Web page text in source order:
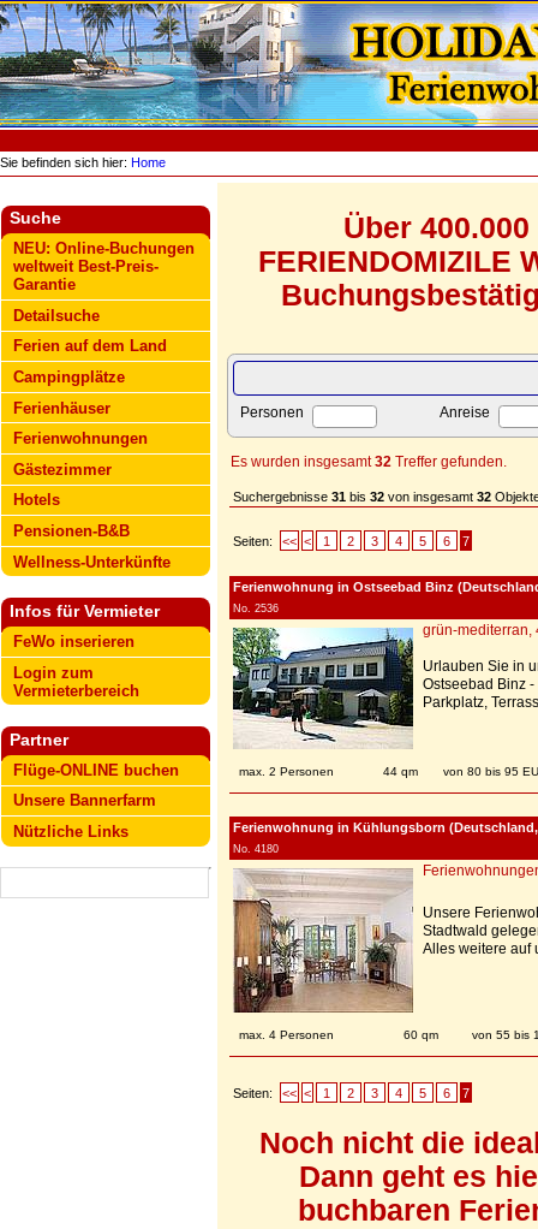
Sie befinden sich hier: Home
Suche
NEU: Online-Buchungen
weltweit Best-Preis-
Garantie
Detailsuche
Ferien auf dem Land
Campingplätze
Ferienhäuser
Ferienwohnungen
Gästezimmer
Hotels
Pensionen-B&B
Wellness-Unterkünfte
Infos für Vermieter
FeWo inserieren
Login zum
Vermieterbereich
Partner
Flüge-ONLINE buchen
Unsere Bannerfarm
Nützliche Links
Über
FERIENDOMIZILE
Personen Anreise
Es wurden insgesamt32 Treffer gefunden.
Suchergebnisse 31 bis 32 von insgesamt 32
Seiten: << < 1 2 3 4 5 6 7
Ferienwohnung in Ostseebad Binz
No. 2536
grün-mediterran,
Urlauben Sie in
Ostseebad Binz
Parkplatz,
max. 2 Personen 44 qm von 80 bis 95
Ferienwohnung in Kühlungsborn
No. 4180
Unsere
Stadtwald
Alles weitere auf
max. 4 Personen 60 qm von 55 bis
Seiten: << < 1 2 3 4 5 6 7
Noch nicht die
Dann geht es
buchbaren